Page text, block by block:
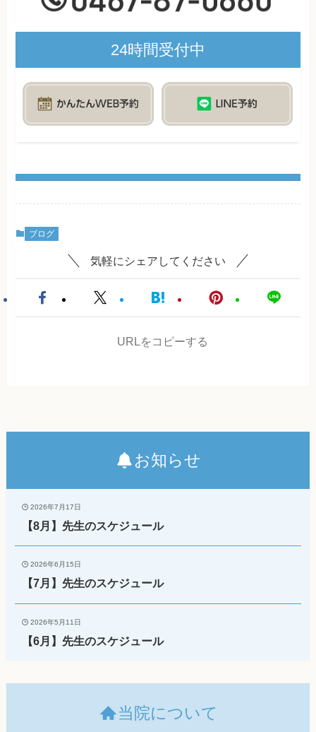
24時間受付中
ブログ
気軽にシェアしてください
URLをコピーする
お知らせ
2026年7月17日
【8月】先生のスケジュール
2026年6月15日
【7月】先生のスケジュール
2026年5月11日
【6月】先生のスケジュール
当院について